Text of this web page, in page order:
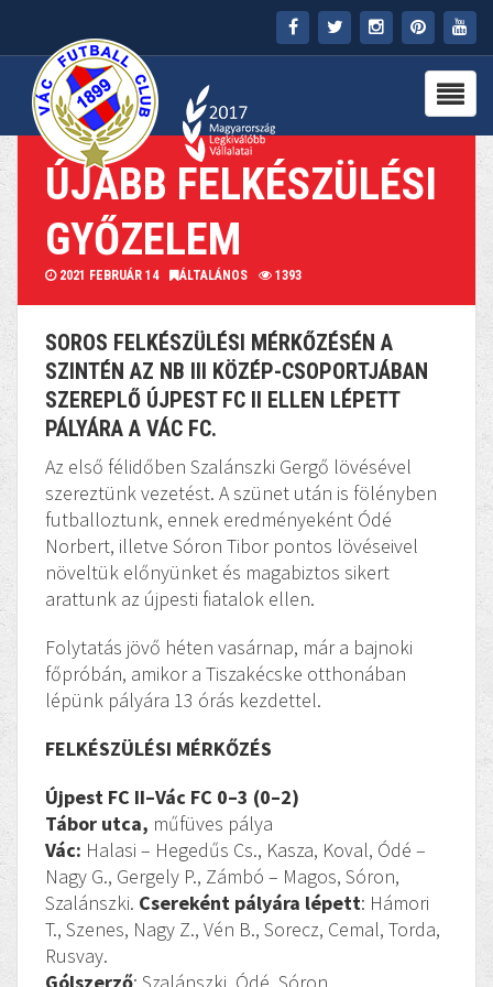
ÚJABB FELKÉSZÜLÉSI
GYŐZELEM
2021 FEBRUÁR 14 ÁLTALÁNOS 1393
SOROS FELKÉSZÜLÉSI MÉRKŐZÉSÉN A
SZINTÉN AZ NB III KÖZÉP-CSOPORTJÁBAN
SZEREPLŐ ÚJPEST FC II ELLEN LÉPETT
PÁLYÁRA A VÁC FC.
Az első félidőben Szalánszki Gergő lövésével
szereztünk vezetést. A szünet után is fölényben
futballoztunk, ennek eredményeként Ódé
Norbert, illetve Sóron Tibor pontos lövéseivel
növeltük előnyünket és magabiztos sikert
arattunk az újpesti fiatalok ellen.
Folytatás jövő héten vasárnap, már a bajnoki
főpróbán, amikor a Tiszakécske otthonában
lépünk pályára 13 órás kezdettel.
FELKÉSZÜLÉSI MÉRKŐZÉS
Újpest FC II–Vác FC 0–3 (0–2)
Tábor utca, műfüves pálya
Vác: Halasi – Hegedűs Cs., Kasza, Koval, Ódé –
Nagy G., Gergely P., Zámbó – Magos, Sóron,
Szalánszki. Csereként pályára lépett: Hámori
T., Szenes, Nagy Z., Vén B., Sorecz, Cemal, Torda,
Rusvay.
FŐOLDAL
KLUB
HÍREK
STADION
PARTNEREK
SAJTÓ
MÉDIA